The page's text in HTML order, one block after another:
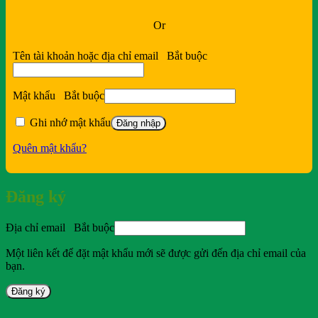
Or
Tên tài khoản hoặc địa chỉ email Bắt buộc
Mật khẩu Bắt buộc
Ghi nhớ mật khẩu Đăng nhập
Quên mật khẩu?
Đăng ký
Địa chỉ email Bắt buộc
Một liên kết để đặt mật khẩu mới sẽ được gửi đến địa chỉ email của
bạn.
Đăng ký